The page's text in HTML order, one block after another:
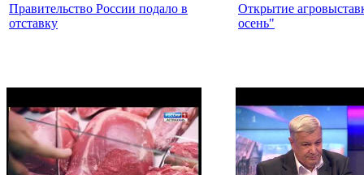
Правительство России подало в
отставку
Открытие
осень"